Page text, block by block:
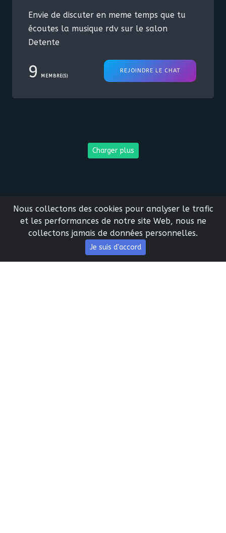
Envie de discuter en meme temps que tu
écoutes la musique rdv sur le salon
Detente
9 MEMBRE(S)
REJOINDRE LE CHAT
Charger plus
Nous collectons des cookies pour analyser le trafic
et les performances de notre site Web, nous ne
collectons jamais de données personnelles.
Je suis d'accord